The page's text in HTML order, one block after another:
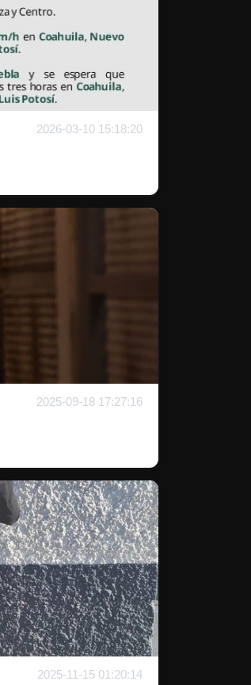
2026-03-10 15:18:20
2025-09-18 17:27:16
2025-11-15 01:20:14